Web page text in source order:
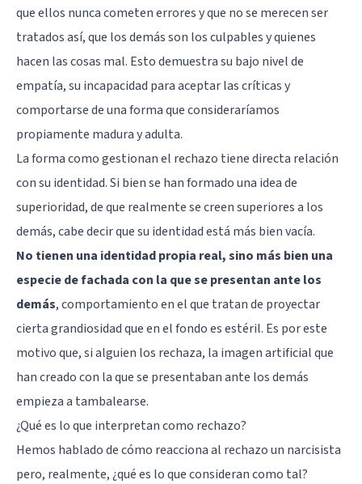
que ellos nunca cometen errores y que no se merecen ser
tratados así, que los demás son los culpables y quienes
hacen las cosas mal. Esto demuestra su bajo nivel de
empatía, su incapacidad para aceptar las críticas y
comportarse de una forma que consideraríamos
propiamente madura y adulta.
La forma como gestionan el rechazo tiene directa relación
con su identidad. Si bien se han formado una idea de
superioridad, de que realmente se creen superiores a los
demás, cabe decir que su identidad está más bien vacía.
No tienen una identidad propia real, sino más bien una
especie de fachada con la que se presentan ante los
demás, comportamiento en el que tratan de proyectar
cierta grandiosidad que en el fondo es estéril. Es por este
motivo que, si alguien los rechaza, la imagen artificial que
han creado con la que se presentaban ante los demás
empieza a tambalearse.
¿Qué es lo que interpretan como rechazo?
Hemos hablado de cómo reacciona al rechazo un narcisista
pero, realmente, ¿qué es lo que consideran como tal?